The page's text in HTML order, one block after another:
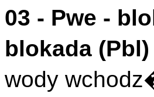
03 - Pwe -
blokada (Pbl)
wody